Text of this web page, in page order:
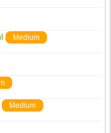
Medium
Medium